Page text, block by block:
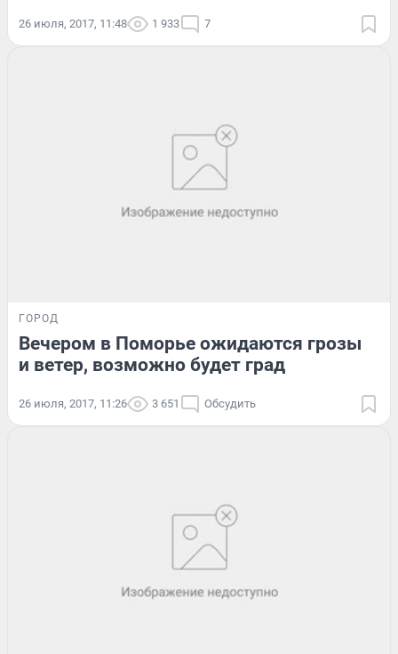
26 июля, 2017, 11:48 1 933 7
ГОРОД
Вечером в Поморье ожидаются грозы
и ветер, возможно будет град
26 июля, 2017, 11:26 3 651 Обсудить